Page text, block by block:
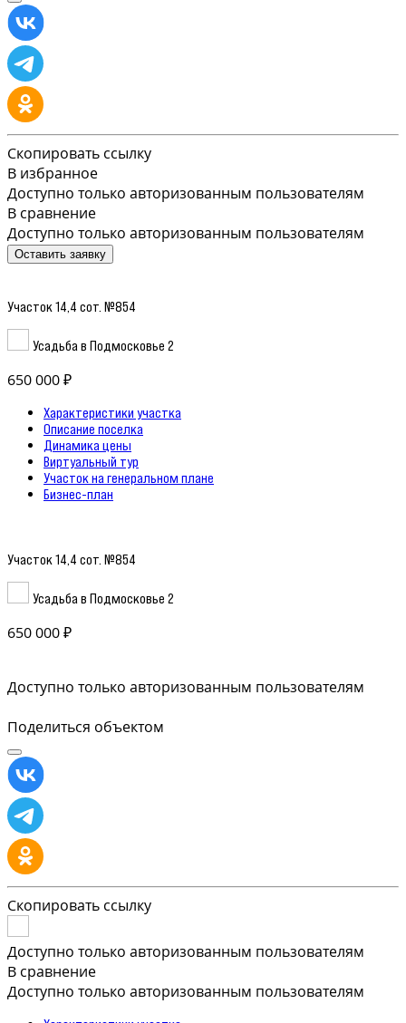
Скопировать ссылку
В избранное
Доступно только авторизованным пользователям
В сравнение
Доступно только авторизованным пользователям
Оставить заявку
Участок 14,4 сот. №854
Усадьба в Подмосковье 2
650 000 ₽
Характеристики участка
Описание поселка
Динамика цены
Виртуальный тур
Участок на генеральном плане
Бизнес-план
Участок 14,4 сот. №854
Усадьба в Подмосковье 2
650 000 ₽
Доступно только авторизованным пользователям
Поделиться объектом
Скопировать ссылку
Доступно только авторизованным пользователям
В сравнение
Доступно только авторизованным пользователям